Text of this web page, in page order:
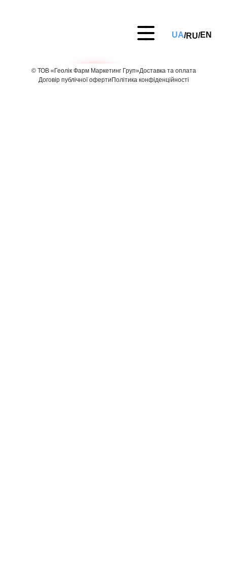
UA/RU/EN
© ТОВ «Геолік Фарм Маркетинг Груп»Доставка та оплата
Договір публічної оферти Політика конфіденційності